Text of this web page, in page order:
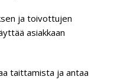
ja toivottujen
asiakkaan
taittamista ja antaa